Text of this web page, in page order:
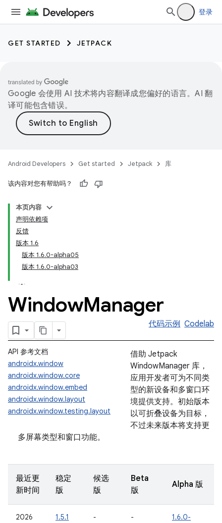
登录
GET STARTED JETPACK
Google 会使用 AI 技术将内容翻译成您偏好的语言。AI 翻
译可能包含错误。
Android Developers Get started Jetpack 库
该内容对您有帮助吗？
本页内容
声明依赖项
反馈
版本 1.6
版本 1.6.0-alpha05
版本 1.6.0-alpha03
WindowManager
代码示例 Codelab
API 参考文档
androidx.window
androidx.window.core
androidx.window.embed
androidx.window.layout
androidx.window.testing.layout
借助 Jetpack
WindowManager 库，
应用开发者可为不同类
型的新设备和多窗口环
境提供支持。初始版本
以可折叠设备为目标，
不过未来版本将支持更
多屏幕类型和窗口功能。
最近更
新时间
稳定
版
候选
版
Beta
版
Alpha 版
2026
1.5.1 - -
1.6.0-